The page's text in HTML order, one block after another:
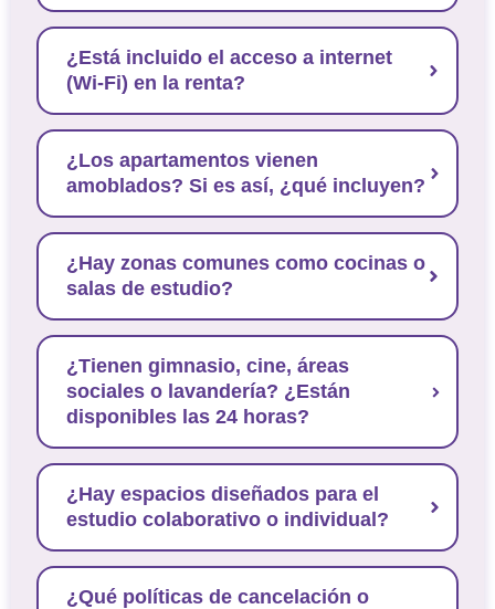
¿Está incluido el acceso a internet
(Wi-Fi) en la renta?
¿Los apartamentos vienen
amoblados? Si es así, ¿qué incluyen?
¿Hay zonas comunes como cocinas o
salas de estudio?
¿Tienen gimnasio, cine, áreas
sociales o lavandería? ¿Están
disponibles las 24 horas?
¿Hay espacios diseñados para el
estudio colaborativo o individual?
¿Qué políticas de cancelación o